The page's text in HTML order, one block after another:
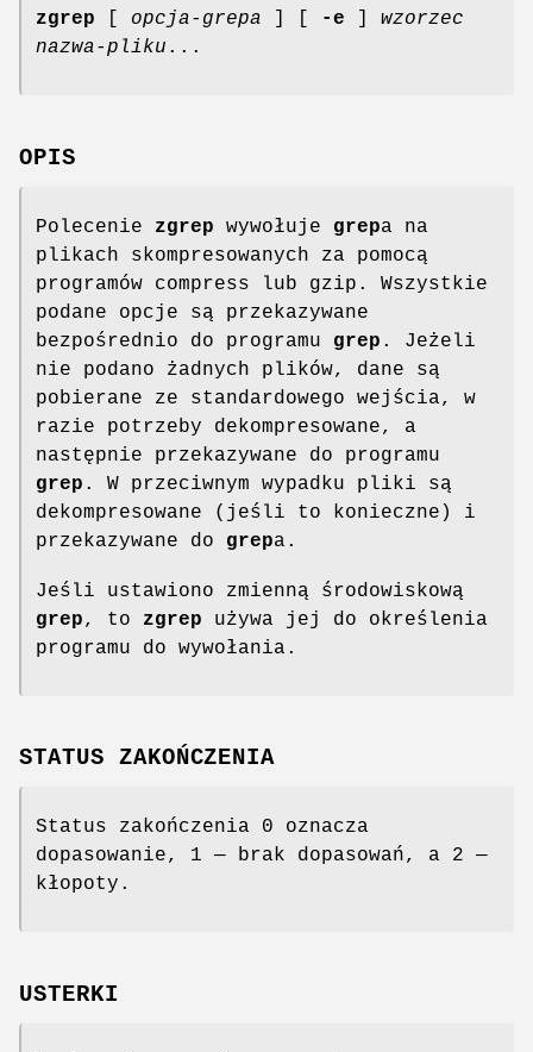
zgrep opcja-grepa -e
wzorzec
nazwa-pliku ...
OPIS
Polecenie zgrep wywołuje grepa na
plikach skompresowanych za pomocą
programów compress lub gzip. Wszystkie
podane opcje są przekazywane
bezpośrednio do programu grep . Jeżeli
nie podano żadnych plików, dane są
pobierane ze standardowego wejścia, w
razie potrzeby dekompresowane, a
następnie przekazywane do programu
grep . W przeciwnym wypadku pliki są
dekompresowane (jeśli to konieczne) i
przekazywane do grepa.
Jeśli ustawiono zmienną środowiskową
grep, to zgrep używa jej do określenia
programu do wywołania.
STATUS ZAKOŃCZENIA
Status zakończenia 0 oznacza
dopasowanie, 1 — brak dopasowań, a 2 —
kłopoty.
USTERKI